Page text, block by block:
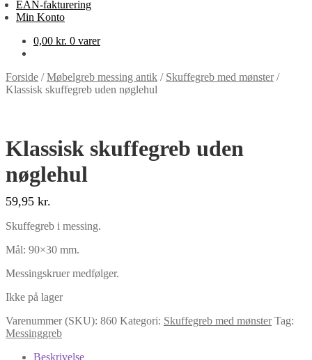
EAN-fakturering
Min Konto
0,00 kr. 0 varer
Forside /Møbelgreb messing antik / Skuffegreb med mønster/
Klassisk skuffegreb uden nøglehul
Klassisk skuffegreb uden
nøglehul
59,95 kr.
Skuffegreb i messing.
Mål: 90×30 mm.
Messingskruer medfølger.
Ikke på lager
Varenummer (SKU): 860 Kategori: Skuffegreb med mønster Tag:
Messinggreb
Beskrivelse